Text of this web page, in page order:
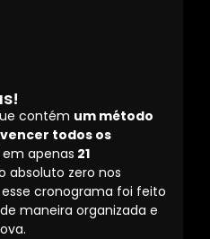
contém um método
todos os
em apenas 21
absoluto zero nos
cronograma foi feito
maneira organizada e